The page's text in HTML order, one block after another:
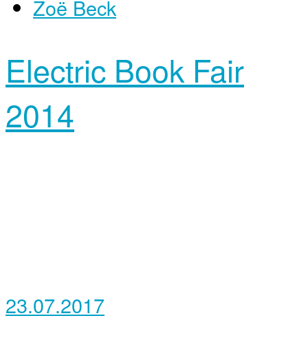
Zoë Beck
Electric Book Fair
2014
23.07.2017